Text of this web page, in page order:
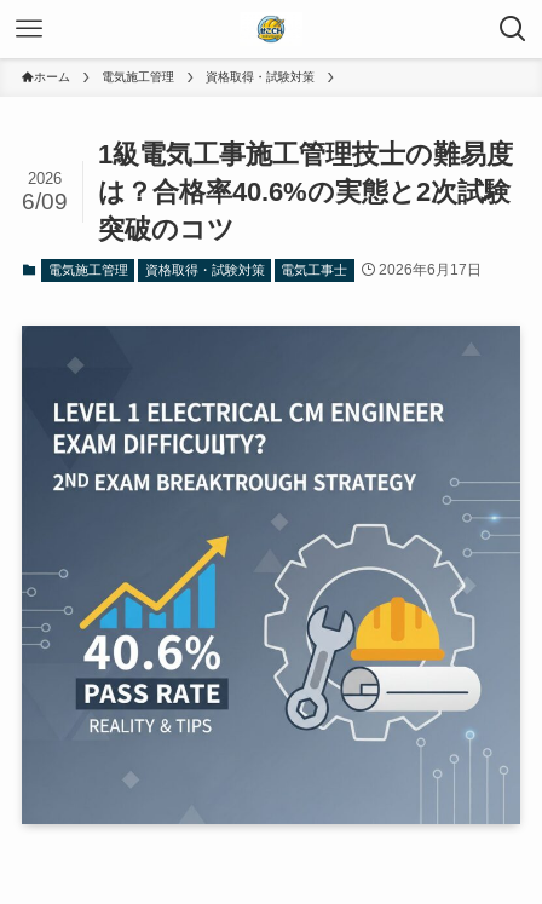
ホーム 電気施工管理 資格取得・試験対策
1級電気工事施工管理技士の難易度
は？合格率40.6%の実態と2次試験
突破のコツ
2026
6/09
電気施工管理 資格取得・試験対策 電気工事士 2026年6月17日